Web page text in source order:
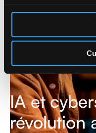
IA et
révolution